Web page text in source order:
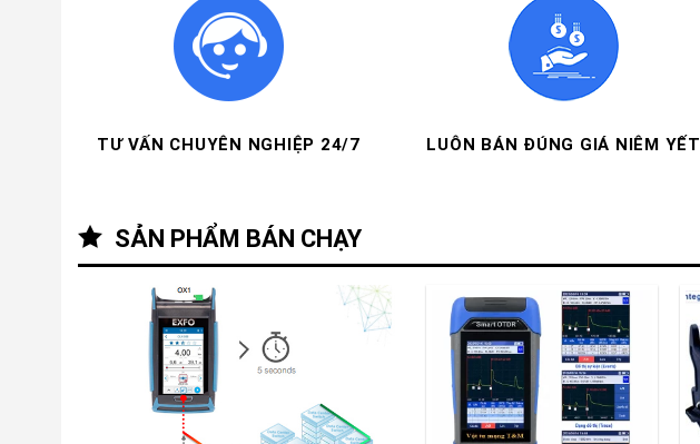
TƯ VẤN CHUYÊN NGHIỆP 24/7 LUÔN BÁN ĐÚNG GIÁ NIÊM YẾT
SẢN PHẨM BÁN CHẠY